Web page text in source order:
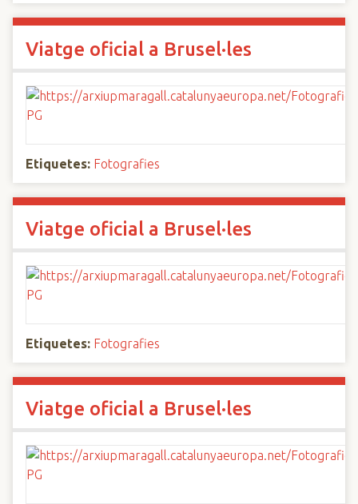
Viatge oficial a Brusel·les
Etiquetes: Fotografies
Viatge oficial a Brusel·les
Etiquetes: Fotografies
Viatge oficial a Brusel·les